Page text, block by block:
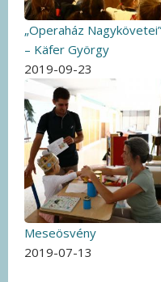
„Operaház Nagykövetei”
– Käfer György
2019-09-23
Meseösvény
2019-07-13